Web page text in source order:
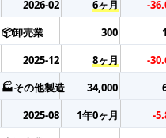
2026-02 6ヶ月
-
📦卸売業 300
2025-12 8ヶ月
-
🏭その他製造 34,000
2025-08 1年0ヶ月
-